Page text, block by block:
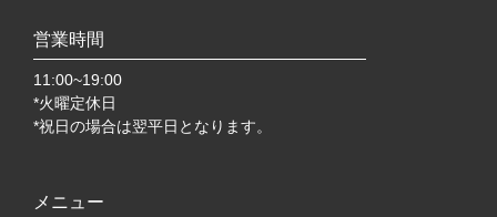
営業時間
11:00~19:00
*火曜定休日
*祝日の場合は翌平日となります。
メニュー